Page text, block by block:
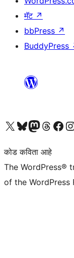
मॅट ↗
bbPress ↗
BuddyPress
आमच्या X (एक्स) (पूर्वीचे ट्विटर) खात्याला भेट द्या आमच्या ब्लूस्की खात्याला भेट द्या.आमच्या Mastodon खात्याला भेट द्या.आमच्या थ्रेड्स खात्याला भेट द्या. आमच्या फेसबुक पेजला भेट द्या आमच्या इंस्टाग्राम खात्याला भेट द्या
कोड कविता आहे
The WordPress®
of the WordPress